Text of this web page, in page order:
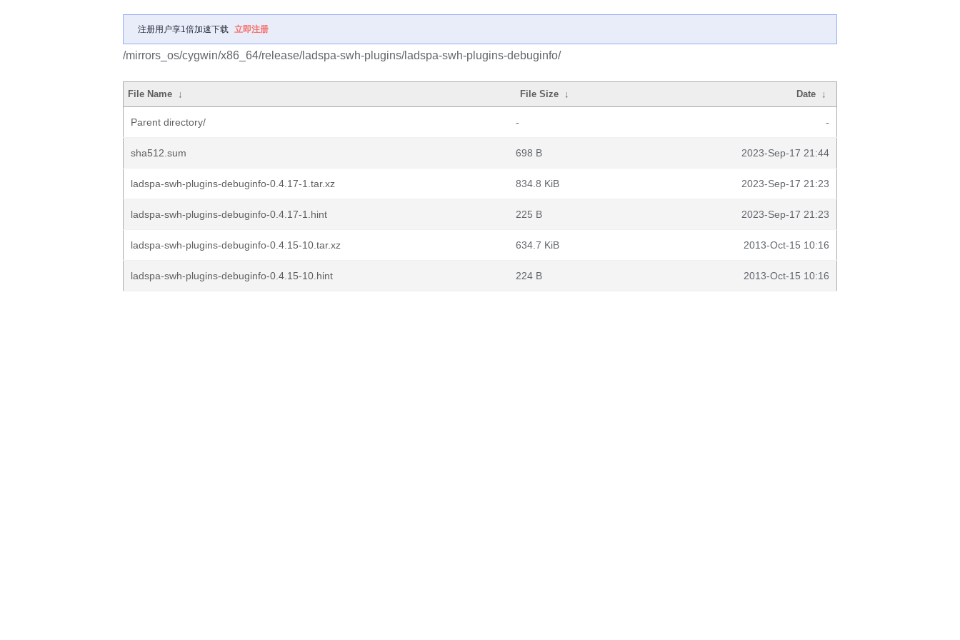
注册用户享1倍加速下载 立即注册
/mirrors_os/cygwin/x86_64/release/ladspa-swh-plugins/ladspa-swh-plugins-debuginfo/
File Name ↓ File Size ↓ Date ↓
Parent directory/ - -
sha512.sum 698 B 2023-Sep-17 21:44
ladspa-swh-plugins-debuginfo-0.4.17-1.tar.xz 834.8 KiB 2023-Sep-17 21:23
ladspa-swh-plugins-debuginfo-0.4.17-1.hint 225 B 2023-Sep-17 21:23
ladspa-swh-plugins-debuginfo-0.4.15-10.tar.xz 634.7 KiB 2013-Oct-15 10:16
ladspa-swh-plugins-debuginfo-0.4.15-10.hint 224 B 2013-Oct-15 10:16